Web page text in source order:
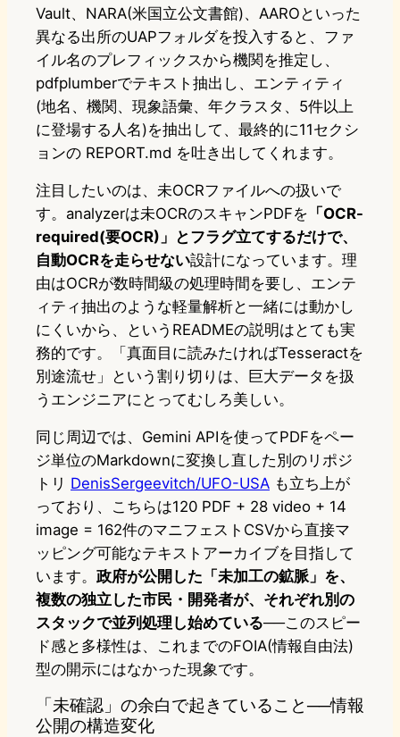
Vault、NARA(米国立公文書館)、AAROといった
異なる出所のUAPフォルダを投入すると、ファ
イル名のプレフィックスから機関を推定し、
pdfplumberでテキスト抽出し、エンティティ
(地名、機関、現象語彙、年クラスタ、5件以上
に登場する人名)を抽出して、最終的に11セクシ
ョンの REPORT.md を吐き出してくれます。
注目したいのは、未OCRファイルへの扱いで
す。analyzerは未OCRのスキャンPDFを 「OCR-
required(要OCR)」とフラグ立てするだけで、
自動OCRを走らせない設計になっています。理
由はOCRが数時間級の処理時間を要し、エンテ
ィティ抽出のような軽量解析と一緒には動かし
にくいから、というREADMEの説明はとても実
務的です。「真面目に読みたければTesseractを
別途流せ」という割り切りは、巨大データを扱
うエンジニアにとってむしろ美しい。
同じ周辺では、Gemini APIを使ってPDFをペー
ジ単位のMarkdownに変換し直した別のリポジ
トリ DenisSergeevitch/UFO-USA も立ち上が
っており、こちらは120 PDF + 28 video + 14
image = 162件のマニフェストCSVから直接マ
ッピング可能なテキストアーカイブを目指して
います。 政府が公開した「未加工の鉱脈」を、
複数の独立した市民・開発者が、それぞれ別の
スタックで並列処理し始めている──このスピー
ド感と多様性は、これまでのFOIA(情報自由法)
型の開示にはなかった現象です。
「未確認」の余白で起きていること──情報
公開の構造変化